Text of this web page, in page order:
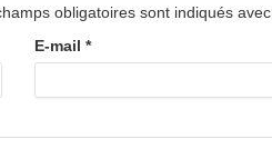
obligatoires sont indiqués avec
E-mail *